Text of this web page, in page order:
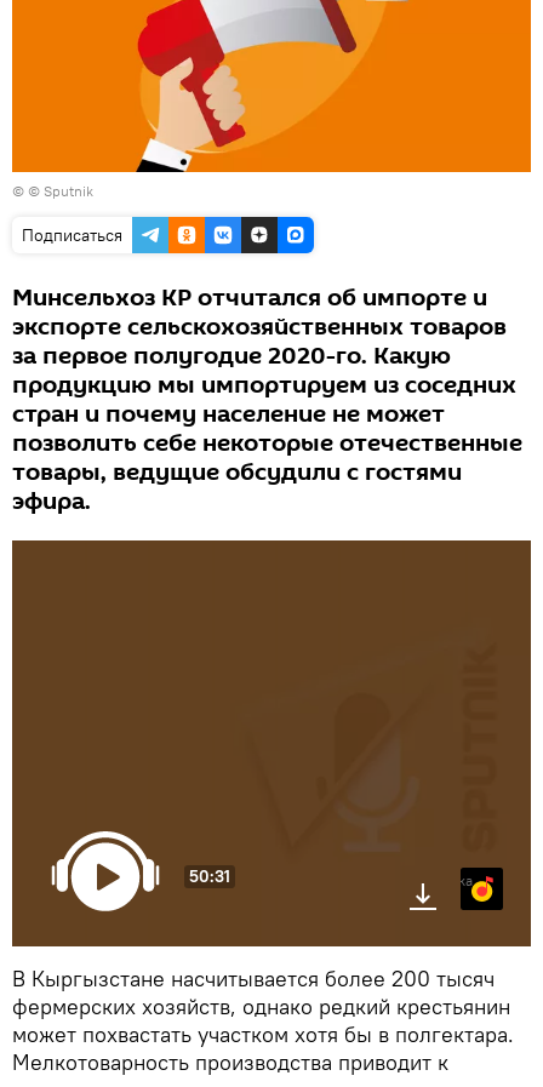
© © Sputnik
Подписаться
Минсельхоз КР отчитался об импорте и
экспорте сельскохозяйственных товаров
за первое полугодие 2020-го. Какую
продукцию мы импортируем из соседних
стран и почему население не может
позволить себе некоторые отечественные
товары, ведущие обсудили с гостями
эфира.
50:31 Яндекс.Музыка
В Кыргызстане насчитывается более 200 тысяч
фермерских хозяйств, однако редкий крестьянин
может похвастать участком хотя бы в полгектара.
Мелкотоварность производства приводит к